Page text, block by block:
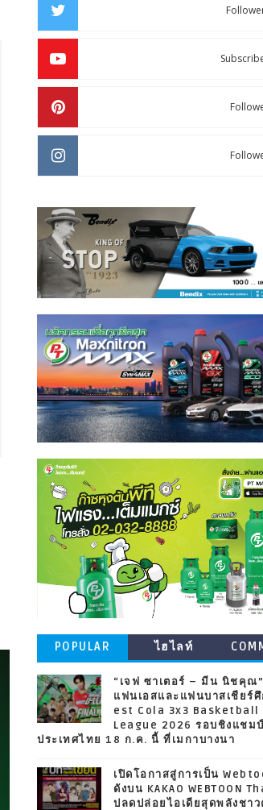
POPULAR ไฮไลท์
“เจฟ ซาเตอร์ – มีน นิชคุณ
แฟนเอสและแฟนบาสเชียร์ศึ
est Cola 3x3 Basketball
League 2026 รอบชิงแชมป์
ประเทศไทย 18 ก.ค. นี้ ที่เมกาบางนา
เปิดโอกาสสู่การเป็น
ดังบน KAKAO WEBTOON
ปลดปล่อยไอเดียสุดพลังชาว